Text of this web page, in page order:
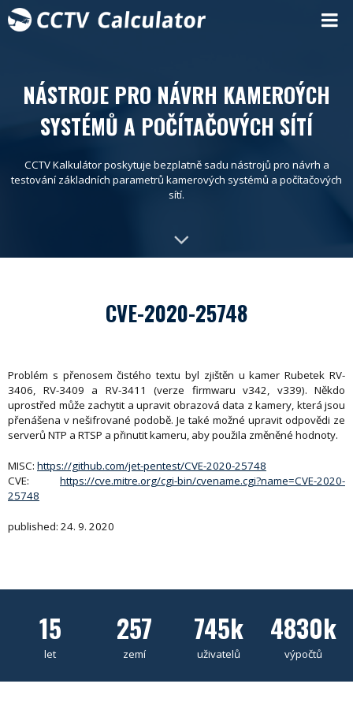
NÁSTROJE PRO NÁVRH KAMEROÝCH
SYSTÉMŮ A POČÍTAČOVÝCH SÍTÍ
CCTV Kalkulátor poskytuje bezplatně sadu nástrojů pro návrh a
testování základních parametrů kamerových systémů a počítačových
sítí.
CVE-2020-25748
Problém s přenosem čistého textu byl zjištěn u kamer Rubetek RV-
3406, RV-3409 a RV-3411 (verze firmwaru v342, v339). Někdo
uprostřed může zachytit a upravit obrazová data z kamery, která jsou
přenášena v nešifrované podobě. Je také možné upravit odpovědi ze
serverů NTP a RTSP a přinutit kameru, aby použila změněné hodnoty.
MISC: https://github.com/jet-pentest/CVE-2020-25748
CVE: https://cve.mitre.org/cgi-bin/cvename.cgi?name=CVE-2020-
25748
published: 24. 9. 2020
15
let
257
zemí
745k
uživatelů
4830k
výpočtů